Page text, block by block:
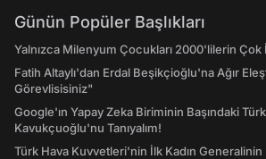
Günün Popüler Başlıkları
Yalnızca Milenyum Çocukları 2000'lilerin Çok
Fatih Altaylı'dan Erdal Beşikçioğlu'na Ağır
Görevlisisiniz"
Google'ın Yapay Zeka Biriminin Başındaki
Kavukçuoğlu'nu Tanıyalım!
Türk Hava Kuvvetleri'nin İlk Kadın